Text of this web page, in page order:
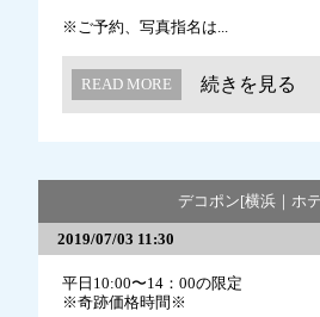
※ご予約、写真指名は...
READ MORE 続きを見る
デコポン[横浜｜ホ
2019/07/03 11:30
平日10:00〜14：00の限定
※奇跡価格時間※